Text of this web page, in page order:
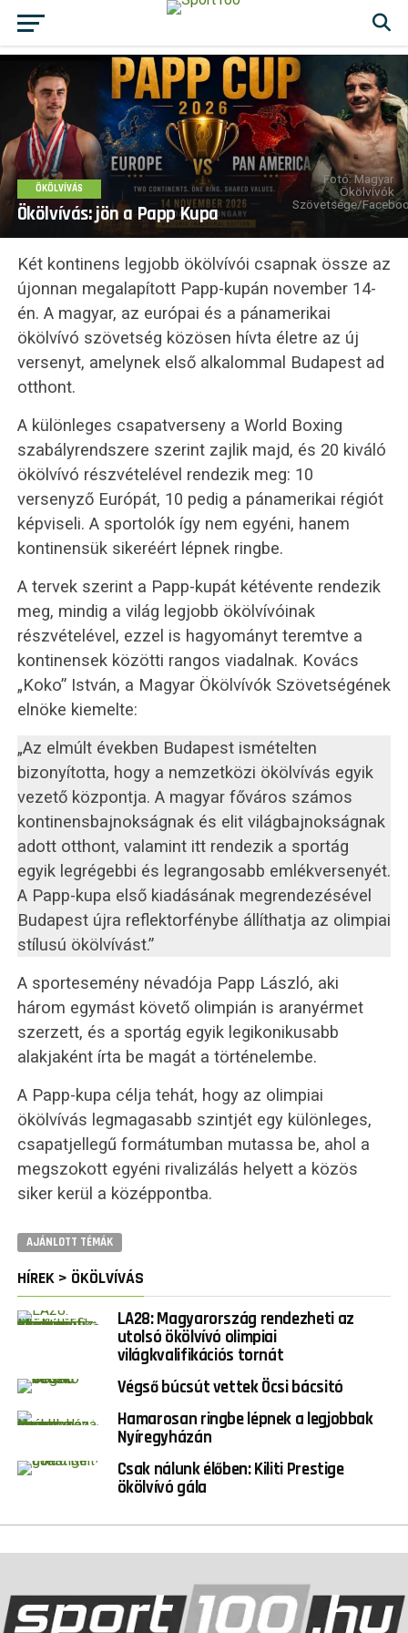
ÖKÖLVÍVÁS
Ökölvívás: jön a Papp Kupa
Fotó: Magyar
Ökölvívók
Szövetsége/
Két kontinens legjobb ökölvívói csapnak össze az
újonnan megalapított Papp-kupán november 14-
én. A magyar, az európai és a pánamerikai
ökölvívó szövetség közösen hívta életre az új
versenyt, amelynek első alkalommal Budapest ad
otthont.
A különleges csapatverseny a World Boxing
szabályrendszere szerint zajlik majd, és 20 kiváló
ökölvívó részvételével rendezik meg: 10
versenyző Európát, 10 pedig a pánamerikai régiót
képviseli. A sportolók így nem egyéni, hanem
kontinensük sikeréért lépnek ringbe.
A tervek szerint a Papp-kupát kétévente rendezik
meg, mindig a világ legjobb ökölvívóinak
részvételével, ezzel is hagyományt teremtve a
kontinensek közötti rangos viadalnak. Kovács
„Koko” István, a Magyar Ökölvívók Szövetségének
elnöke kiemelte:
„Az elmúlt években Budapest ismételten
bizonyította, hogy a nemzetközi ökölvívás egyik
vezető központja. A magyar főváros számos
kontinensbajnokságnak és elit világbajnokságnak
adott otthont, valamint itt rendezik a sportág
egyik legrégebbi és legrangosabb emlékversenyét.
A Papp-kupa első kiadásának megrendezésével
Budapest újra reflektorfénybe állíthatja az olimpiai
stílusú ökölvívást.”
A sportesemény névadója Papp László, aki
három egymást követő olimpián is aranyérmet
szerzett, és a sportág egyik legikonikusabb
alakjaként írta be magát a történelembe.
A Papp-kupa célja tehát, hogy az olimpiai
ökölvívás legmagasabb szintjét egy különleges,
csapatjellegű formátumban mutassa be, ahol a
megszokott egyéni rivalizálás helyett a közös
siker kerül a középpontba.
AJÁNLOTT TÉMÁK
HÍREK > ÖKÖLVÍVÁS
LA28: Magyarország rendezheti az
utolsó ökölvívó olimpiai
világkvalifikációs tornát
Végső búcsút vettek Öcsi bácsitó
Hamarosan ringbe lépnek a legjobbak
Nyíregyházán
Csak nálunk élőben: Kiliti Prestige
ökölvívó gála